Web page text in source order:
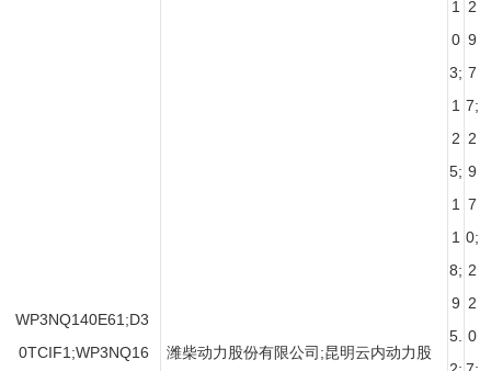
WP3NQ140E61;D3
0TCIF1;WP3NQ16
潍柴动力股份有限公司;昆明云内动力股
1
0
3;
1
2
5;
1
1
8;
9
5.
2
9
7
7;
2
9
7
0;
2
2
0